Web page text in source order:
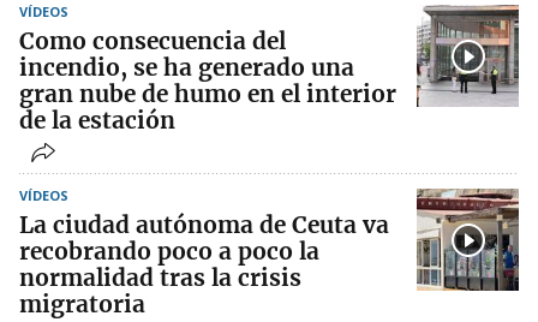
VÍDEOS
Como consecuencia del
incendio, se ha generado una
gran nube de humo en el interior
de la estación
VÍDEOS
La ciudad autónoma de Ceuta va
recobrando poco a poco la
normalidad tras la crisis
migratoria